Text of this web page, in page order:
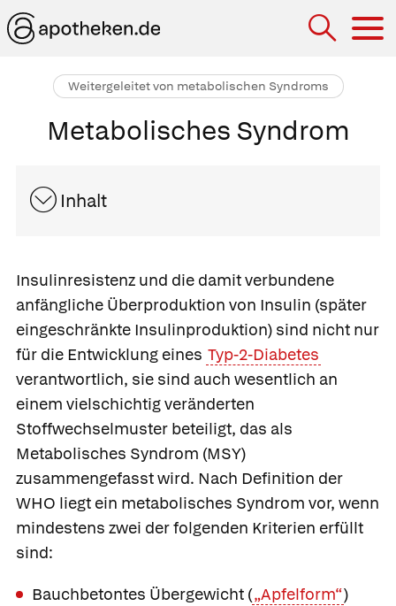
Weitergeleitet von metabolischen Syndroms
Metabolisches Syndrom
Inhalt
Insulinresistenz und die damit verbundene
anfängliche Überproduktion von Insulin (später
eingeschränkte Insulinproduktion) sind nicht nur
für die Entwicklung eines Typ-2-Diabetes
verantwortlich, sie sind auch wesentlich an
einem vielschichtig veränderten
Stoffwechselmuster beteiligt, das als
Metabolisches Syndrom (MSY)
zusammengefasst wird. Nach Definition der
WHO liegt ein metabolisches Syndrom vor, wenn
mindestens zwei der folgenden Kriterien erfüllt
sind:
Bauchbetontes Übergewicht („Apfelform“)